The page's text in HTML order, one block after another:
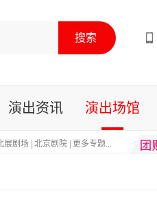
演出资讯 演出场馆
展剧场 北京剧院 更多专题...